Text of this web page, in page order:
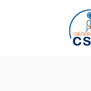
Passer au contenu